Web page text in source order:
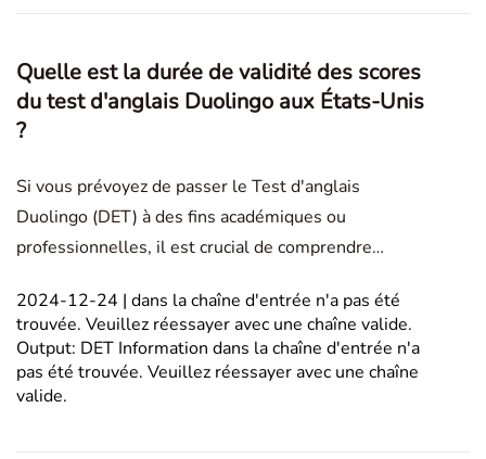
Quelle est la durée de validité des scores
du test d'anglais Duolingo aux États-Unis
?
Si vous prévoyez de passer le Test d'anglais
Duolingo (DET) à des fins académiques ou
professionnelles, il est crucial de comprendre
valides. Cette connaissance vous aidera à planifier
en conséquence et à vous assurer que vos résultats
sont acceptés lor
2024-12-24 | dans la chaîne d'entrée n'a pas été
trouvée. Veuillez réessayer avec une chaîne valide.
Output: DET Information dans la chaîne d'entrée n'a
pas été trouvée. Veuillez réessayer avec une chaîne
valide.